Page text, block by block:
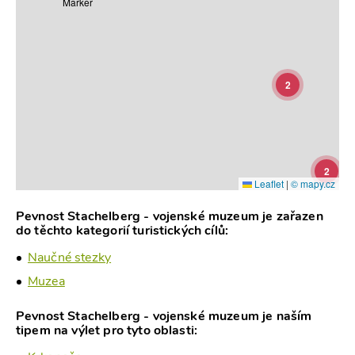
2
2
Leaflet | © mapy.cz
Pevnost Stachelberg - vojenské muzeum je zařazen
do těchto kategorií turistických cílů:
Naučné stezky
Muzea
Pevnost Stachelberg - vojenské muzeum je naším
tipem na výlet pro tyto oblasti: